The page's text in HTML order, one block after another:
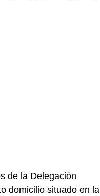
de la Delegación
domicilio situado en la